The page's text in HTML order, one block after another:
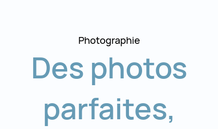
Photographie
Des photos
parfaites,